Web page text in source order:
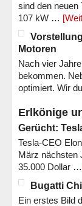
sind den neuen
107 kW …
Motoren
Nach vier
bekommen.
optimiert. Wir
Erlkönige
Gerücht:
Tesla-CEO
März nächsten
35.000 Dollar …
Bugatti
Ein erstes Bild